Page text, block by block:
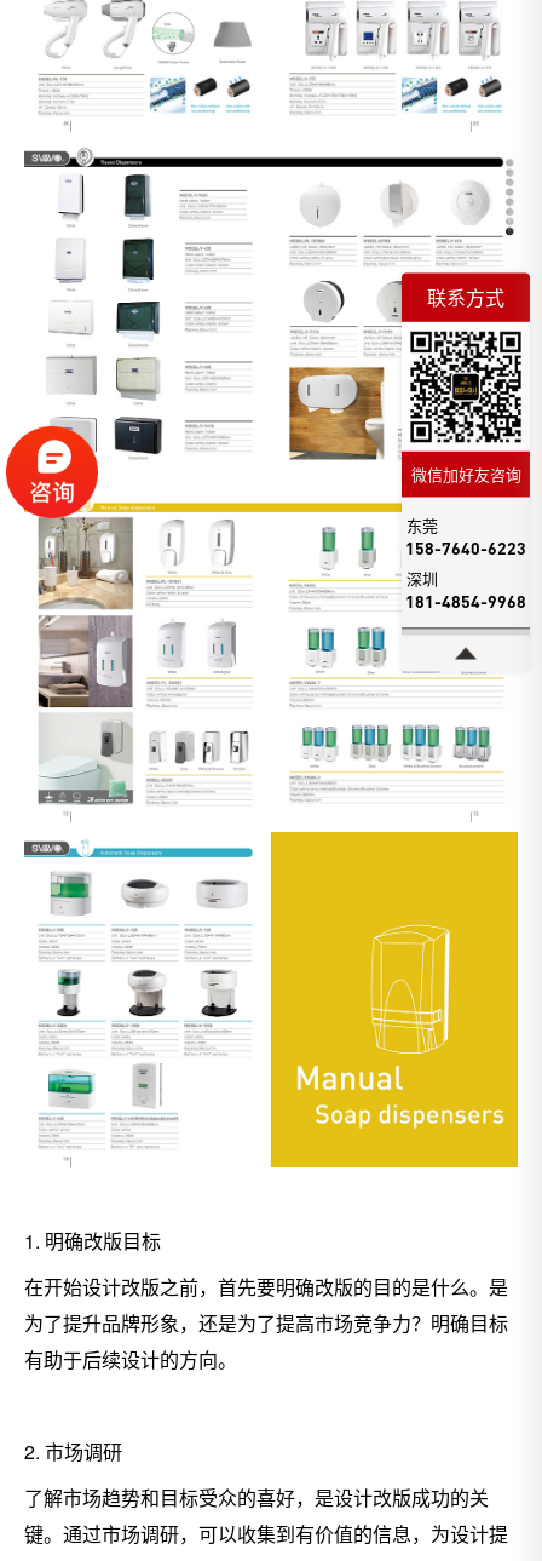
1. 明确改版目标
在开始设计改版之前，首先要明确改版的目的是什么。是
为了提升品牌形象，还是为了提高市场竞争力？明确目标
有助于后续设计的方向。
2. 市场调研
了解市场趋势和目标受众的喜好，是设计改版成功的关
键。通过市场调研，可以收集到有价值的信息，为设计提
联系方式
微信加好友咨询
东莞
158-7640-6223
深圳
181-4854-9968